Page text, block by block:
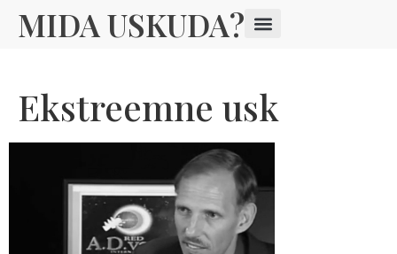
MIDA USKUDA?
Ekstreemne usk